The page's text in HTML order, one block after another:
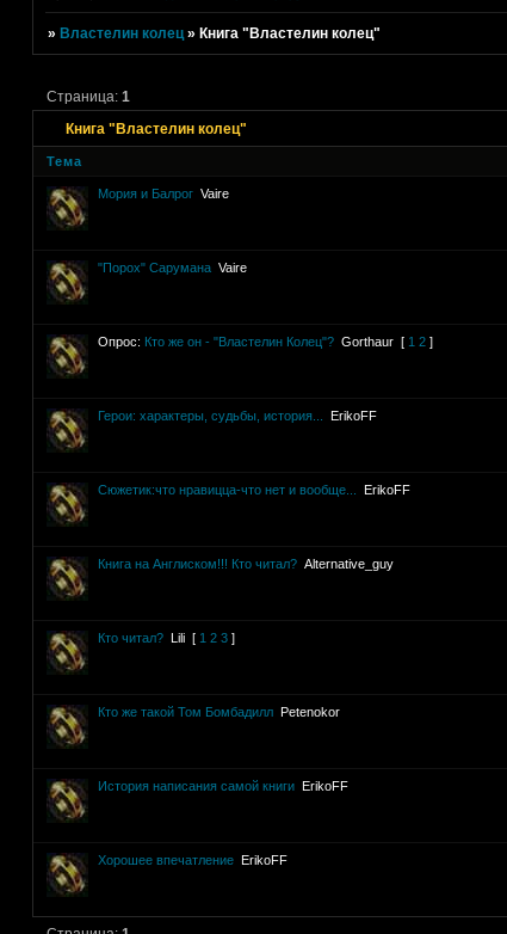
» Властелин колец » Книга "Властелин колец"
Книга "Властелин колец"
Страница: 1
Тема
Мория и Балрог Vaire
"Порох" Сарумана Vaire
Опрос: Кто же он - "Властелин Колец"? Gorthaur [ 1 2 ]
Герои: характеры, судьбы, история...
ErikoFF
Сюжетик:что нравицца-что нет и вообще...
ErikoFF
Книга на Англиском!!! Кто читал? Alternative_guy
Кто читал? Lili [ 1 2 3 ]
Кто же такой Том Бомбадилл
Petenokor
История написания самой книги
ErikoFF
Хорошее впечатление
ErikoFF